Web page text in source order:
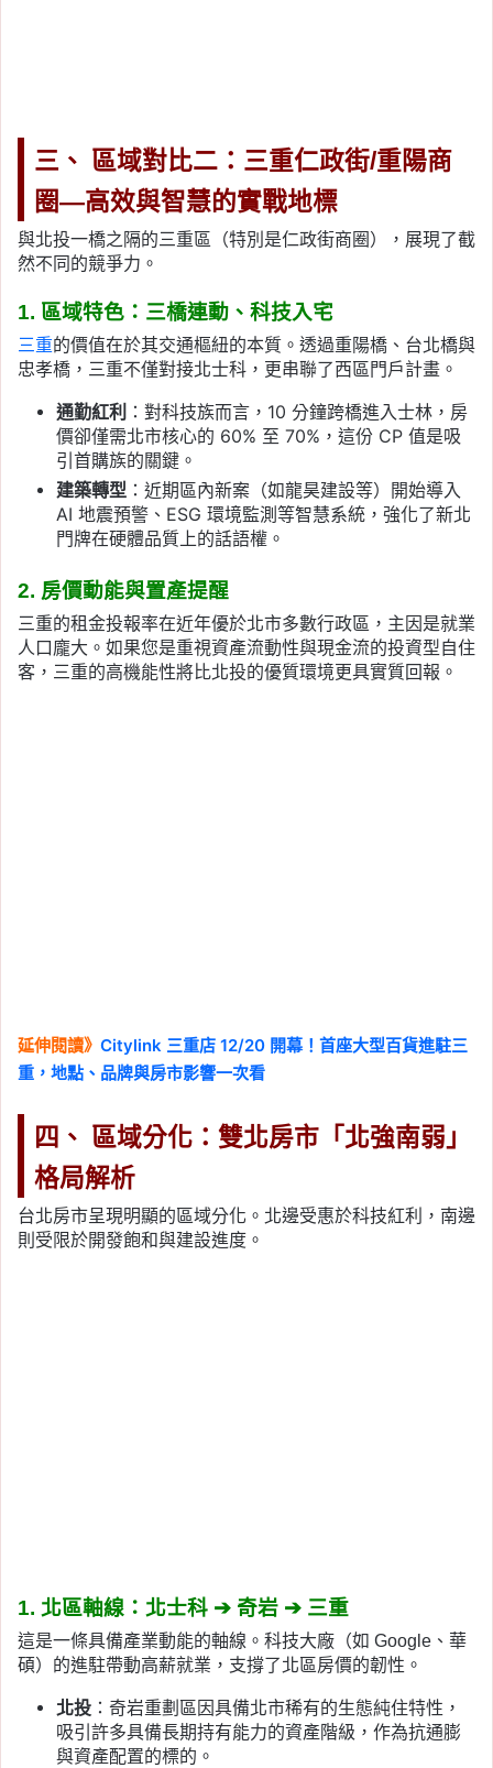
三、 區域對比二：三重仁政街/重陽商
圈—高效與智慧的實戰地標
與北投一橋之隔的三重區（特別是仁政街商圈），展現了截
然不同的競爭力。
1. 區域特色：三橋連動、科技入宅
三重的價值在於其交通樞紐的本質。透過重陽橋、台北橋與
忠孝橋，三重不僅對接北士科，更串聯了西區門戶計畫。
通勤紅利 ：對科技族而言，10 分鐘跨橋進入士林，房
價卻僅需北市核心的 60% 至 70%，這份 CP 值是吸
引首購族的關鍵。
建築轉型 ：近期區內新案（如龍昊建設等）開始導入
AI 地震預警、ESG 環境監測等智慧系統，強化了新北
門牌在硬體品質上的話語權。
2. 房價動能與置產提醒
三重的租金投報率在近年優於北市多數行政區，主因是就業
人口龐大。如果您是重視資產流動性與現金流的投資型自住
客，三重的高機能性將比北投的優質環境更具實質回報。
延伸閱讀》 Citylink 三重店 12/20 開幕！首座大型百貨進駐三
重，地點、品牌與房市影響一次看
四、 區域分化：雙北房市「北強南弱」
格局解析
台北房市呈現明顯的區域分化。北邊受惠於科技紅利，南邊
則受限於開發飽和與建設進度。
1. 北區軸線：北士科 ➔ 奇岩 ➔ 三重
這是一條具備產業動能的軸線。科技大廠（如 Google、華
碩）的進駐帶動高薪就業，支撐了北區房價的韌性。
北投 ：奇岩重劃區因具備北市稀有的生態純住特性，
吸引許多具備長期持有能力的資產階級，作為抗通膨
與資產配置的標的。